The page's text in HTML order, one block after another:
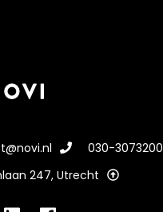
030-3073200
247, Utrecht